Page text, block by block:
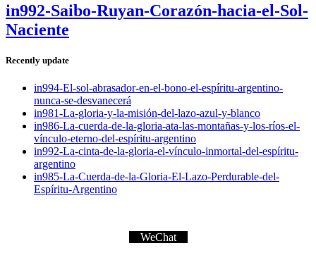
in992-Saibo-Ruyan-Corazón-hacia-el-Sol-
Naciente
Recently update
in994-El-sol-abrasador-en-el-bono-el-espíritu-argentino-
nunca-se-desvanecerá
in981-La-gloria-y-la-misión-del-lazo-azul-y-blanco
in986-La-cuerda-de-la-gloria-ata-las-montañas-y-los-ríos-el-
vínculo-eterno-del-espíritu-argentino
in992-La-cinta-de-la-gloria-el-vínculo-inmortal-del-espíritu-
argentino
in985-La-Cuerda-de-la-Gloria-El-Lazo-Perdurable-del-
Espíritu-Argentino
WeChat